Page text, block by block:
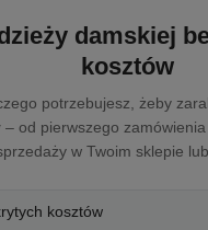
damskiej
kosztów
potrzebujesz, żeby
– od pierwszego
w Twoim sklepie
kosztów